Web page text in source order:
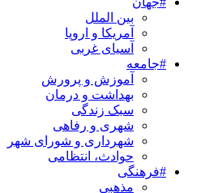
بین الملل
آمریکا و اروپا
آسیای غربی
#جامعه
آموزش و پرورش
بهداشت و درمان
سبک زندگی
شهری و رفاهی
شهرداری و شورای شهر
حوادث، انتظامی
#فرهنگی
مذهبی